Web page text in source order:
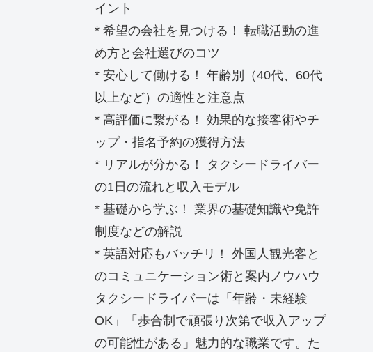
イント
* 希望の会社を見つける！ 転職活動の進
め方と会社選びのコツ
* 安心して働ける！ 年齢別（40代、60代
以上など）の適性と注意点
* 高評価に繋がる！ 効果的な接客術やチ
ップ・指名予約の獲得方法
* リアルが分かる！ タクシードライバー
の1日の流れと収入モデル
* 基礎から学ぶ！ 業界の基礎知識や免許
制度などの解説
* 英語対応もバッチリ！ 外国人観光客と
のコミュニケーション術と案内ノウハウ
タクシードライバーは「年齢・未経験
OK」「歩合制で頑張り次第で収入アップ
の可能性がある」魅力的な職業です。た